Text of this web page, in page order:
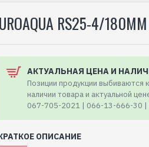
RS25-4/180ММ
АКТУАЛЬНАЯ ЦЕНА И
Позиции продукции выбиваются
наличии товара и актуальной
067-705-2021 | 066-13-666-30
ОПИСАНИЕ